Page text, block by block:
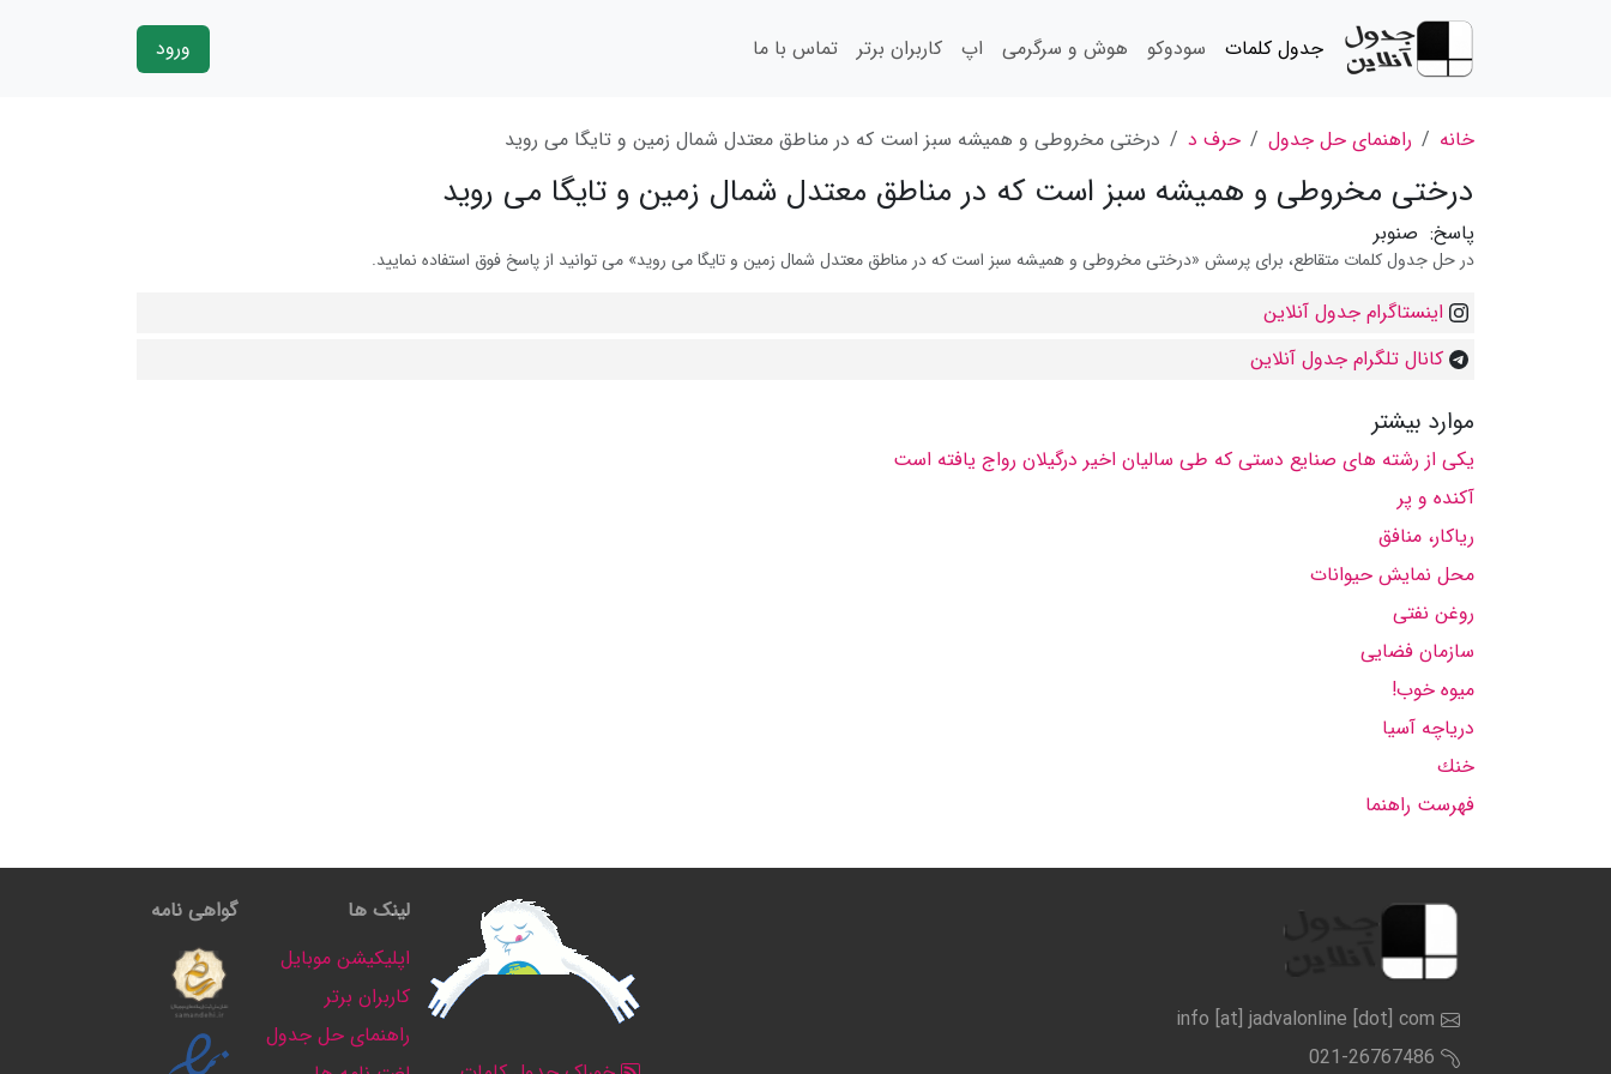
جدول کلمات سودوکو هوش و سرگرمی اپ کاربران برتر تماس با ما ورود
خانه راهنمای حل جدول حرف د درختی مخروطی و همیشه سبز است كه در مناطق معتدل شمال زمین و تایگا می روید
درختی مخروطی و همیشه سبز است كه در مناطق معتدل شمال زمین و تایگا می روید
پاسخ: صنوبر
در حل جدول کلمات متقاطع، برای پرسش «درختی مخروطی و همیشه سبز است كه در مناطق معتدل شمال زمین و تایگا می روید» می توانید از پاسخ فوق استفاده نمایید.
اینستاگرام جدول آنلاین
کانال تلگرام جدول آنلاین
موارد بیشتر
یكی از رشته های صنایع دستی كه طی سالیان اخیر درگیلان رواج یافته است
آكنده و پر
ریاكار، منافق
محل نمایش حیوانات
روغن نفتی
سازمان فضایی
میوه خوب!
دریاچه آسیا
خنك
فهرست راهنما
info [at] jadvalonline [dot] com
021-26767486
لینک ها
اپلیکیشن موبایل
کاربران برتر
راهنمای حل جدول
گواهی نامه